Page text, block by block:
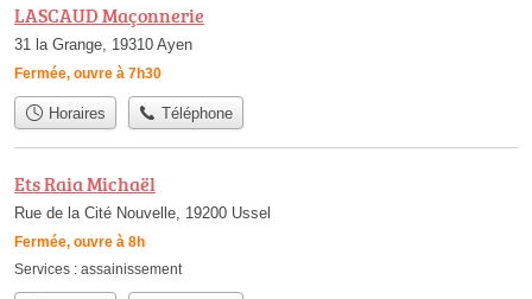
LASCAUD Maçonnerie
31 la Grange, 19310 Ayen
Fermée, ouvre à 7h30
Horaires Téléphone
Ets Raia Michaël
Rue de la Cité Nouvelle, 19200 Ussel
Fermée, ouvre à 8h
Services : assainissement